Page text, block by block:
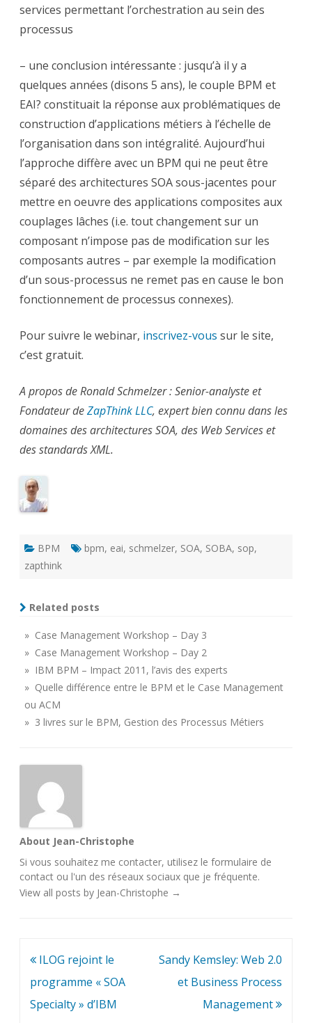
services permettant l’orchestration au sein des
processus
– une conclusion intéressante : jusqu’à il y a
quelques années (disons 5 ans), le couple BPM et
EAI? constituait la réponse aux problématiques de
construction d’applications métiers à l’échelle de
l’organisation dans son intégralité. Aujourd’hui
l’approche diffère avec un BPM qui ne peut être
séparé des architectures SOA sous-jacentes pour
mettre en oeuvre des applications composites aux
couplages lâches (i.e. tout changement sur un
composant n’impose pas de modification sur les
composants autres – par exemple la modification
d’un sous-processus ne remet pas en cause le bon
fonctionnement de processus connexes).
Pour suivre le webinar, inscrivez-vous sur le site,
c’est gratuit.
A propos de Ronald Schmelzer : Senior-analyste et
Fondateur deZapThink LLC, expert bien connu dans les
domaines des architectures SOA, des Web Services et
des standards XML.
BPM bpm, eai, schmelzer, SOA, SOBA, sop,
zapthink
Related posts
» Case Management Workshop – Day 3
» Case Management Workshop – Day 2
» IBM BPM – Impact 2011, l’avis des experts
» Quelle différence entre le BPM et le Case Management
ou ACM
» 3 livres sur le BPM, Gestion des Processus Métiers
About Jean-Christophe
Si vous souhaitez me contacter, utilisez le formulaire de
contact ou l'un des réseaux sociaux que je fréquente.
View all posts by Jean-Christophe →
Navigation
de
l’article
ILOG rejoint le
programme « SOA
Specialty » d’IBM
Sandy Kemsley: Web 2.0
et Business Process
Management